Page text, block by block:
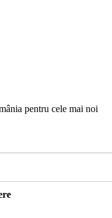
pentru cele mai noi